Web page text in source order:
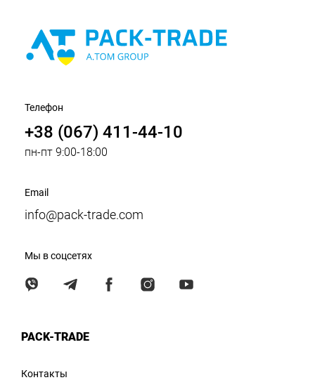
Телефон
+38 (067) 411-44-10
пн-пт 9:00-18:00
Email
info@pack-trade.com
Мы в соцсетях
PACK-TRADE
Контакты